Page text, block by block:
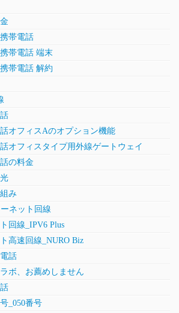
帯電話
帯電話 端末
帯電話 解約
オフィスAのオプション機能
オフィスタイプ用外線ゲートウェイ
の料金
み
ネット回線
回線_IPV6 Plus
高速回線_NURO Biz
話
ボ、お薦めしません
_050番号